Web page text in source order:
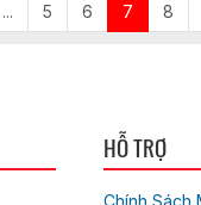
... 5 6 7 8
HỖ TRỢ
Chính Sách